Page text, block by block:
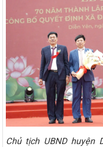
Chủ tịch UBND huyện